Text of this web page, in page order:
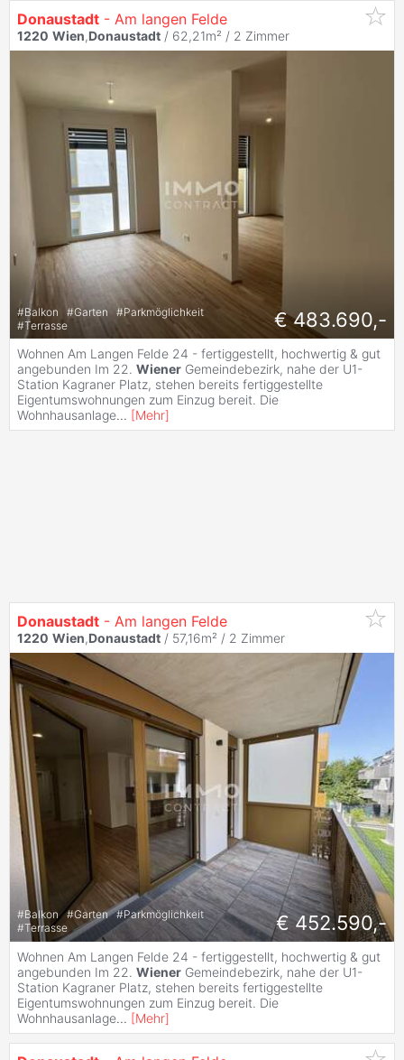
Donaustadt - Am langen Felde
1220 Wien,Donaustadt / 62,21m² / 2 Zimmer
#Balkon #Garten #Parkmöglichkeit
#Terrasse € 483.690,-
Wohnen Am Langen Felde 24 - fertiggestellt, hochwertig & gut
angebunden Im 22. Wiener Gemeindebezirk, nahe der U1-
Station Kagraner Platz, stehen bereits fertiggestellte
Eigentumswohnungen zum Einzug bereit. Die
Wohnhausanlage... [Mehr]
Donaustadt - Am langen Felde
1220 Wien,Donaustadt / 57,16m² / 2 Zimmer
#Balkon #Garten #Parkmöglichkeit
#Terrasse € 452.590,-
Wohnen Am Langen Felde 24 - fertiggestellt, hochwertig & gut
angebunden Im 22. Wiener Gemeindebezirk, nahe der U1-
Station Kagraner Platz, stehen bereits fertiggestellte
Eigentumswohnungen zum Einzug bereit. Die
Wohnhausanlage... [Mehr]